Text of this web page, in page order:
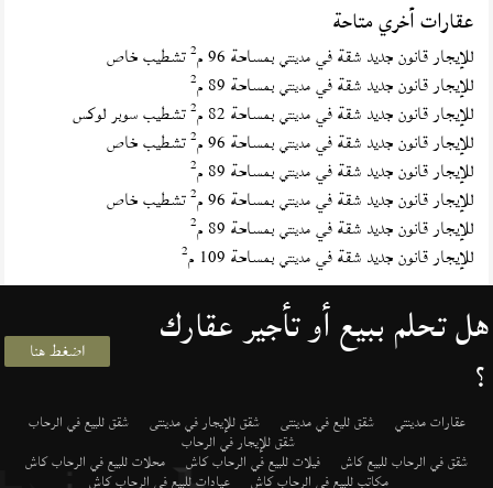
عقارات أخري متاحة
للإيجار قانون جديد شقة فيمدينتي بمساحة 96 م 2تشطيب خاص
للإيجار قانون جديد شقة فيمدينتي بمساحة 89 م 2
للإيجار قانون جديد شقة فيمدينتي بمساحة 82 م 2تشطيب سوبر لوكس
للإيجار قانون جديد شقة فيمدينتي بمساحة 96 م 2تشطيب خاص
للإيجار قانون جديد شقة فيمدينتي بمساحة 89 م 2
للإيجار قانون جديد شقة فيمدينتي بمساحة 96 م 2تشطيب خاص
للإيجار قانون جديد شقة فيمدينتي بمساحة 89 م 2
للإيجار قانون جديد شقة فيمدينتي بمساحة 109 م 2
هل تحلم ببيع أو تأجير عقارك
؟ اضغط هنا
عقارات مدينتي شقق لليع في مدينتى شقق للإيجار في مدينتى شقق للبيع في الرحاب
شقق للإيجار في الرحاب
شقق في الرحاب للبيع كاش فيلات للبيع في الرحاب كاش محلات للبيع في الرحاب كاش
مكاتب للبيع في الرحاب كاش عيادات للبيع في الرحاب كاش